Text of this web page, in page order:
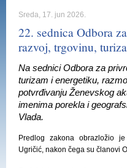
Sreda, 17. jun 2026.
22. sednica Odbora
razvoj, trgovinu,
Na sednici Odbora za
turizam i energetiku,
potvrđivanju Ženevskog
imenima porekla i
Vlada.
Predlog zakona obrazložio
Ugričić, nakon čega su članovi